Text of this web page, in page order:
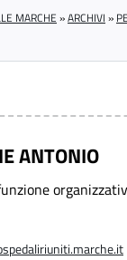
MARCHE »ARCHIVI »
ANTONIO